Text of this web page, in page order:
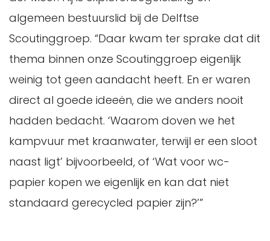
algemeen bestuurslid bij de Delftse
Scoutinggroep. “Daar kwam ter sprake dat dit
thema binnen onze Scoutinggroep eigenlijk
weinig tot geen aandacht heeft. En er waren
direct al goede ideeën, die we anders nooit
hadden bedacht. ‘Waarom doven we het
kampvuur met kraanwater, terwijl er een sloot
naast ligt’ bijvoorbeeld, of ‘Wat voor wc-
papier kopen we eigenlijk en kan dat niet
standaard gerecycled papier zijn?’”